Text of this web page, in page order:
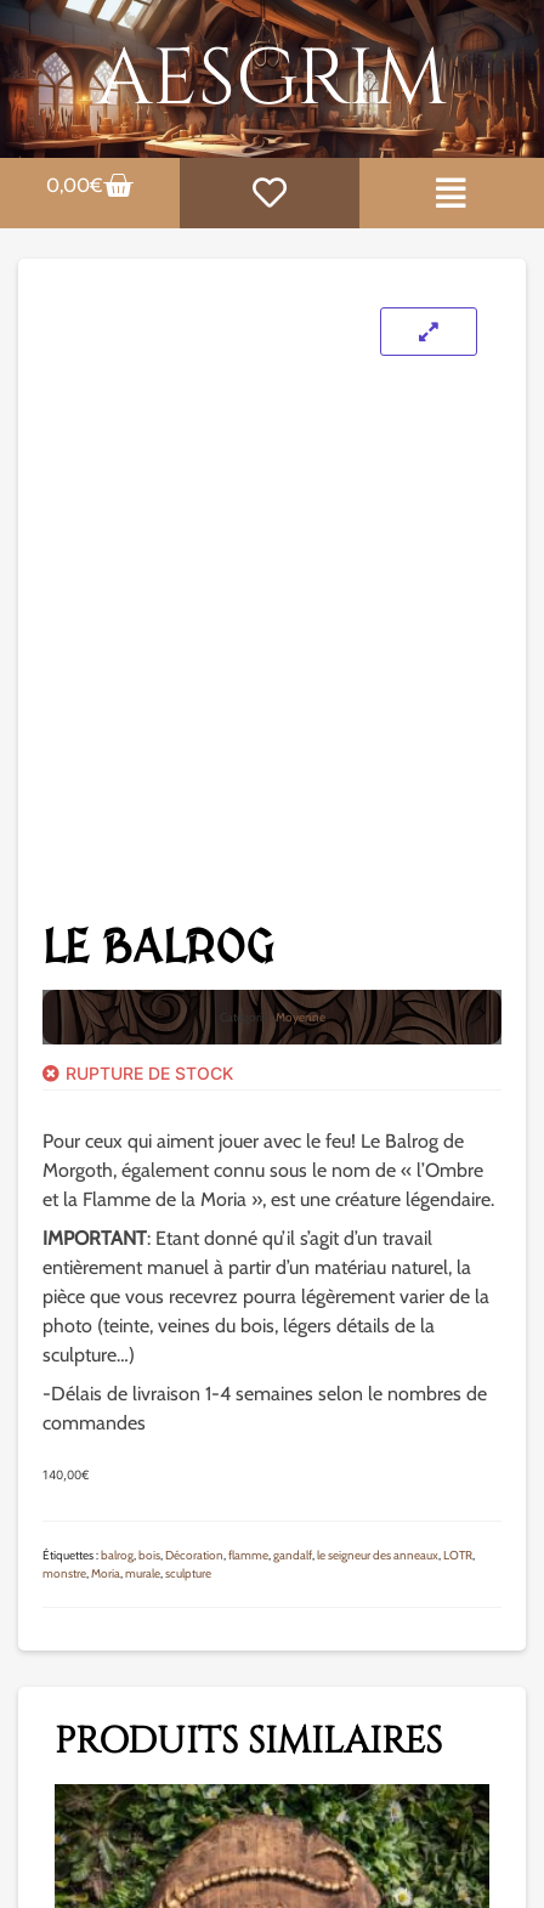
AESGRIM
0,00€
LE BALROG
Catégorie :Moyenne
RUPTURE DE STOCK
Pour ceux qui aiment jouer avec le feu! Le Balrog de
Morgoth, également connu sous le nom de « l’Ombre
et la Flamme de la Moria », est une créature légendaire.
IMPORTANT: Etant donné qu’il s’agit d’un travail
entièrement manuel à partir d’un matériau naturel, la
pièce que vous recevrez pourra légèrement varier de la
photo (teinte, veines du bois, légers détails de la
sculpture…)
-Délais de livraison 1-4 semaines selon le nombres de
commandes
140,00€
Étiquettes :balrog bois Décoration flamme gandalf le seigneur des anneaux LOTR
monstre Moria murale sculpture
PRODUITS SIMILAIRES